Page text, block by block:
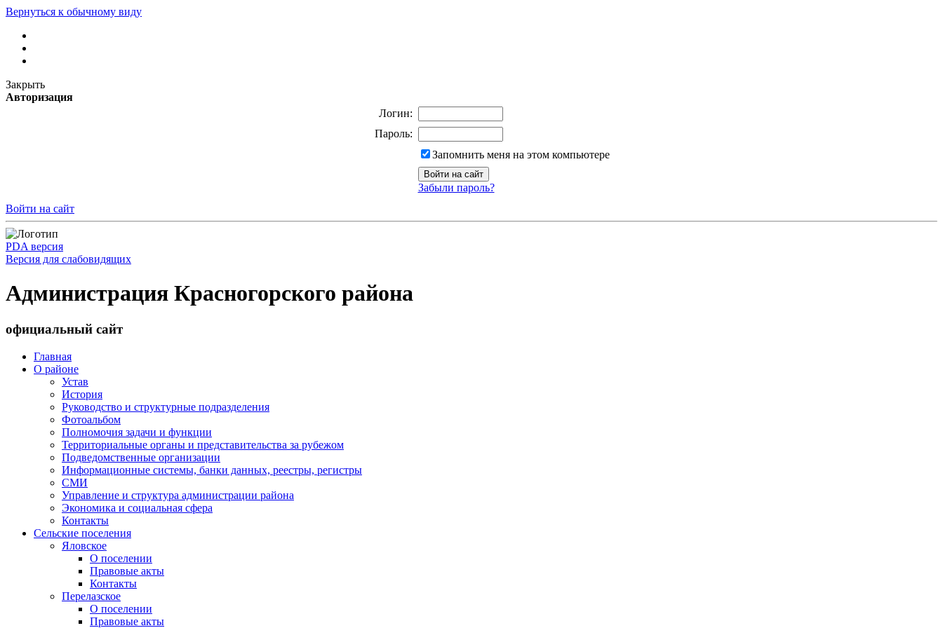
Вернуться к обычному виду
Закрыть
Авторизация
Логин:
Пароль:
Запомнить меня на этом компьютере
Забыли пароль?
Войти на сайт
PDA версия
Версия для слабовидящих
Администрация Красногорского района
официальный сайт
Главная
О районе
Устав
История
Руководство и структурные подразделения
Фотоальбом
Полномочия задачи и функции
Территориальные органы и представительства за рубежом
Подведомственные организации
Информационные системы, банки данных, реестры, регистры
СМИ
Управление и структура администрации района
Экономика и социальная сфера
Контакты
Сельские поселения
Яловское
О поселении
Правовые акты
Контакты
Перелазское
О поселении
Правовые акты